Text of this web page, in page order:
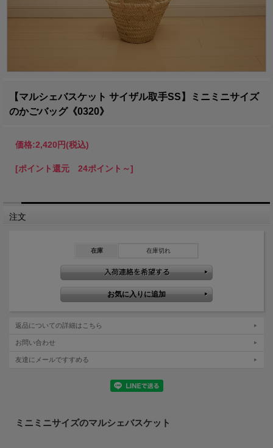
【マルシェバスケット サイザル取手SS】ミニミニサイズ
のかごバッグ《0320》
価格:2,420円(税込)
[ポイント還元 24ポイント～]
注文
在庫 在庫切れ
返品についての詳細はこちら
お問い合わせ
友達にメールですすめる
ミニミニサイズのマルシェバスケット